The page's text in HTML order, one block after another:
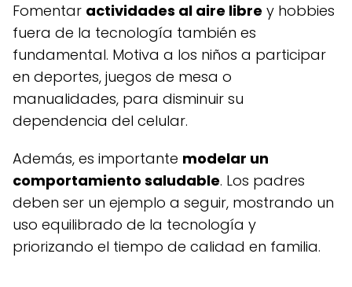
Fomentar actividades al aire libre y hobbies
fuera de la tecnología también es
fundamental. Motiva a los niños a participar
en deportes, juegos de mesa o
manualidades, para disminuir su
dependencia del celular.
Además, es importante modelar un
comportamiento saludable. Los padres
deben ser un ejemplo a seguir, mostrando un
uso equilibrado de la tecnología y
priorizando el tiempo de calidad en familia.